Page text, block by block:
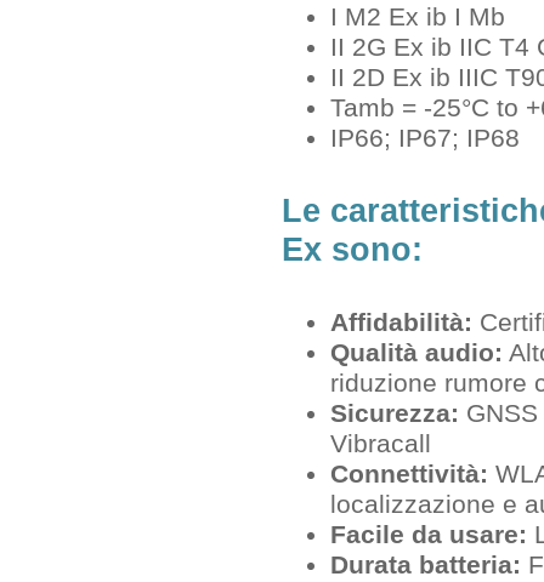
I M2 Ex ib I Mb
II 2G Ex ib IIC T4
II 2D Ex ib IIIC
Tamb = -25°C to
IP66; IP67; IP68
Le
Ex sono:
Affidabilità:
Qualità audio:
riduzione rumore
Sicurezza:
Vibracall
Connettività:
localizzazione e
Facile da usare:
Durata batteria: